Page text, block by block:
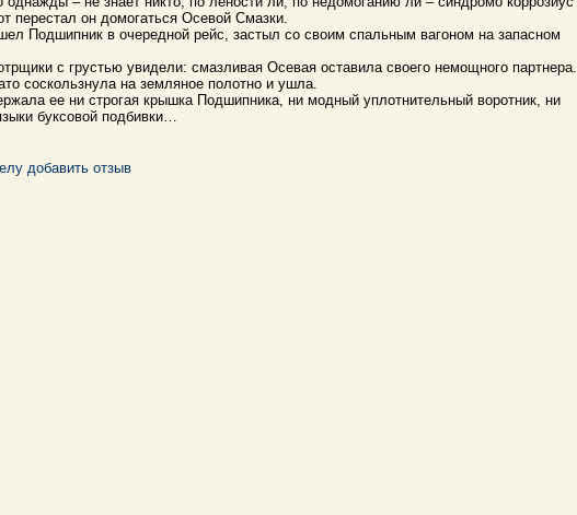
перестал он домогаться Осевой Смазки.
Подшипник в очередной рейс, застыл со своим спальным вагоном на запасном
с грустью увидели: смазливая Осевая оставила своего немощного партнера.
соскользнула на земляное полотно и ушла.
ее ни строгая крышка Подшипника, ни модный уплотнительный воротник, ни
буксовой подбивки…
добавить отзыв